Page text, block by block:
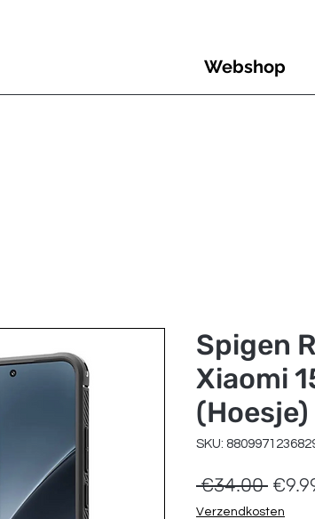
Webshop
Spigen
Xiaomi
(Hoesje)
SKU:
€34.00
Price
Verzendkosten